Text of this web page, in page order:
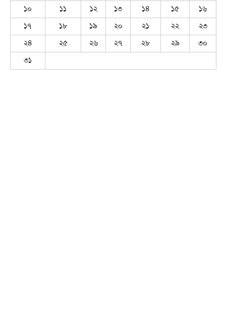
১০
১১ ১২ ১৩ ১৪ ১৫
১৬
১৭
১৮ ১৯ ২০ ২১ ২২
২৩
২৪
২৫ ২৬ ২৭ ২৮ ২৯
৩০
৩১